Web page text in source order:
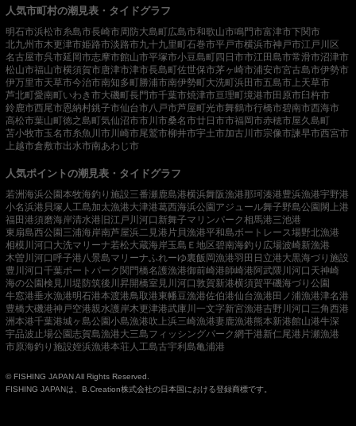
人気市町村の潮見表・タイドグラフ
明石市浜松市糸島市長崎市周防大島町広島市和歌山市鳴門市富津市下関市
北九州市木更津市姫路市淡路市九十九里町石巻市平戸市横浜市神戸市江戸川区
名古屋市呉市延岡市志摩市館山市平塚市小豆島町四日市市江田島市常滑市沼津市
松山市福山市横須賀市唐津市津市長島町佐世保市茅ヶ崎市浦安市宮古島市伊勢市
伊万里市天草市今治市南知多町勝浦市南伊勢町大洗町浜田市五島市 上天草市
芦北町愛南町いわき市大磯町長門市千葉市焼津市亘理町境港市田原市臼杵市
鈴鹿市西尾市恩納村銚子市仙台市八戸市芦屋町光市舞鶴市行橋市碧南市西海市
高松市葉山町徳之島町気仙沼市市川市桑名市廿日市市福岡市赤穂市屋久島町
苫小牧市玉名市糸魚川市 川崎市尾鷲市柳井市宇土市加古川市宗像市諫早市西宮市
上越市倉敷市出水市南あわじ市
人気ポイントの潮見表・タイドグラフ
若洲海浜公園本牧海釣り施設三番瀬 鹿島港横浜舞阪漁港那珂湊港豊浜漁港宇野港
小名浜港 貝塚人工島加太漁港大津港葛西海浜公園アジュール舞子野島公園閖上港
福田港須磨海岸清水港 旧江戸川河口 新舞子マリンパーク相馬港三池港
東扇島西公園三浦海岸南芦屋浜二見港 片貝漁港平和島ボートレース場野北漁港
相模川河口 大洗マリーナ若松大蔵海岸玉島Ｅ地区碧南海釣り広場波崎新漁港
木曽川河口呼子港 八景島マリーナふれーゆ裏飯岡漁港羽田 日立港大黒海づり施設
豊川河口千葉ポートパーク関門橋名護漁港御前崎港師崎港阿武隈川河口 天神崎
海の公園検見川堤防筑後川昇開橋室見川河口敦賀新港横須賀平磯海づり公園
牛窓港垂水漁港明石港本渡港鳥取港東幡豆漁港佐伯港仙台漁港田ノ浦漁港津名港
豊橋大磯港神戸空港親水護岸木更津港武庫川一文字新宮漁港吉野川河口 三角西港
洲本港千葉港城ヶ島公園小島漁港吹上浜三崎漁港妻鹿漁港熊本新港館山港牛深
宇品波止場公園志賀島漁港大三島フィッシングパーク網干港新仁尾港 片瀬漁港
市原海釣り施設姪浜漁港本荘人工島古宇利島亀浦港
© FISHING JAPAN All Rights Reserved.
FISHING JAPANは、B.Creation株式会社の日本国における登録商標です。